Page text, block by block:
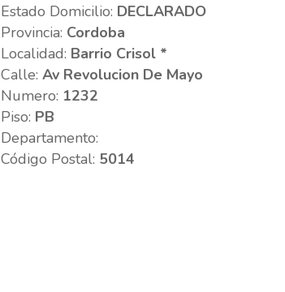
Estado Domicilio: DECLARADO
Provincia: Cordoba
Localidad: Barrio Crisol *
Calle: Av Revolucion De Mayo
Numero: 1232
Piso: PB
Departamento:
Código Postal: 5014